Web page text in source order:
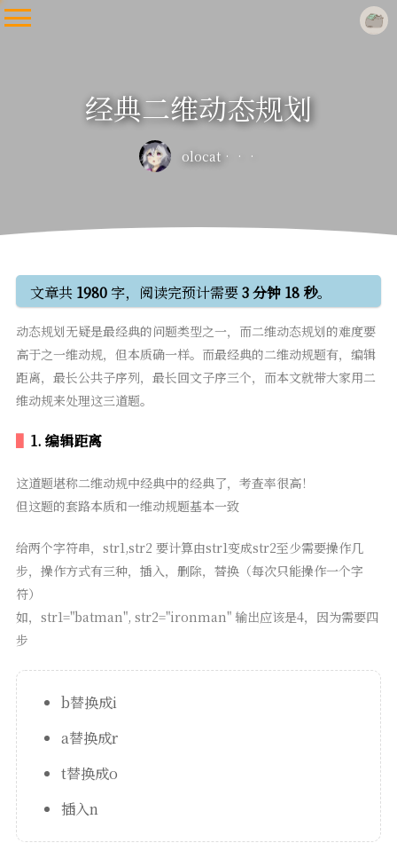
经典二维动态规划
olocat
文章共 1980字，阅读完预计需要3 分钟 18 秒。
动态规划无疑是最经典的问题类型之一，而二维动态规划的难度要
高于之一维动规，但本质确一样。而最经典的二维动规题有，编辑
距离，最长公共子序列，最长回文子序三个，而本文就带大家用二
维动规来处理这三道题。
1. 编辑距离
这道题堪称二维动规中经典中的经典了，考查率很高！
但这题的套路本质和一维动规题基本一致
给两个字符串，str1,str2 要计算由str1变成str2至少需要操作几
步，操作方式有三种，插入，删除，替换（每次只能操作一个字
符）
如，str1="batman", str2="ironman" 输出应该是4，因为需要四
步
b替换成i
a替换成r
t替换成o
插入n